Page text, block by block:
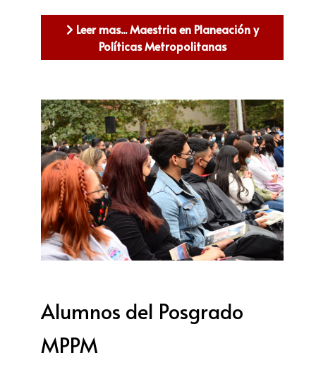
Leer mas... Maestria en Planeación y
Políticas Metropolitanas
Alumnos del Posgrado
MPPM